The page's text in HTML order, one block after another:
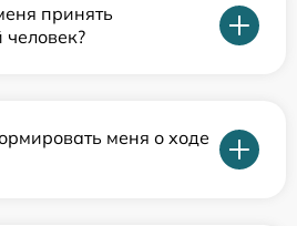
принять
человек?
меня о ходе